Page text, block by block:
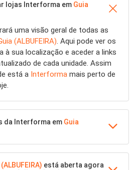
lojas Interforma em Guia
uma visão geral de todas as
(ALBUFEIRA). Aqui pode ver os
à sua localização e aceder a links
de cada unidade. Assim
está a Interforma mais perto de
da Interforma em Guia
está aberta agora